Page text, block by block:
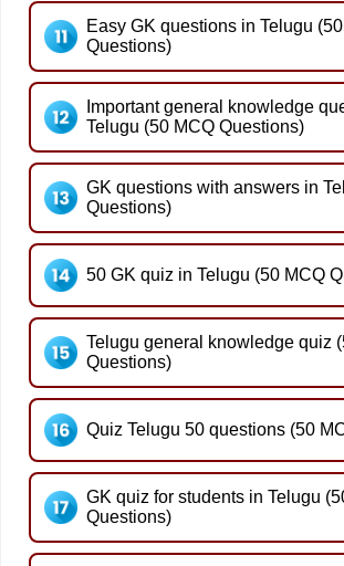
Easy GK questions in Telugu
Questions)
Important general knowledge
Telugu (50 MCQ Questions)
GK questions with answers in
Questions)
50 GK quiz in Telugu (50 MCQ
Telugu general knowledge quiz
Questions)
Quiz Telugu 50 questions (50
GK quiz for students in Telugu
Questions)